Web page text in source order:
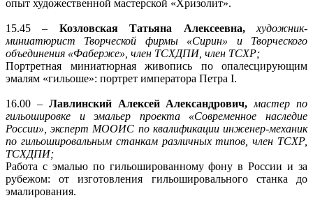
опыт художественной мастерской «Хризолит».
15.45 – Козловская Татьяна Алексеевна,
художник-
миниатюрист Творческой фирмы «Сирин» и Творческого
объединения «Фаберже», член ТСХДПИ, член ТСХР;
Портретная миниатюрная живопись по опалесцирующим
эмалям «гильоше»: портрет императора Петра I.
16.00 – Лавлинский Алексей Александрович, мастер по
гильошировке и эмальер проекта «Современное наследие
России», эксперт МООИС по квалификации инженер-механик
по гильошировальным станкам различных типов, член ТСХР,
ТСХДПИ;
Работа с эмалью по гильошированному фону в России и за
рубежом: от изготовления гильошировального станка до
эмалирования.